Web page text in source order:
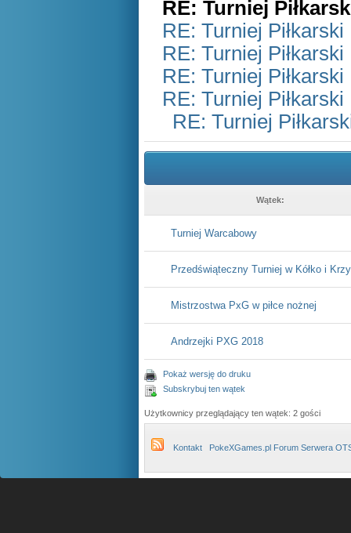
RE: Turniej
RE: Turniej Piłkarski
RE: Turniej Piłkarski
RE: Turniej Piłkarski
RE: Turniej Piłkarski
RE: Turniej
Wątek:
Turniej Warcabowy
Przedświąteczny Turniej w Kółko i
Mistrzostwa PxG w piłce nożnej
Andrzejki PXG 2018
Pokaż wersję do druku
Subskrybuj ten wątek
Użytkownicy przeglądający ten wątek: 2 gości
Kontakt PokeXGames.pl Forum Serwera